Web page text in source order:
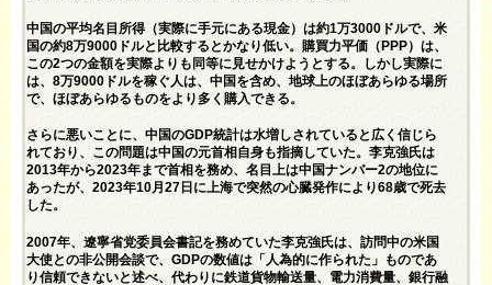
中国の平均名目所得（実際に手元にある現金）は約1万3000ドルで、米
国の約8万9000ドルと比較するとかなり低い。購買力平価（PPP）は、
この2つの金額を実際よりも同等に見せかけようとする。しかし実際に
は、8万9000ドルを稼ぐ人は、中国を含め、地球上のほぼあらゆる場所
で、ほぼあらゆるものをより多く購入できる。
さらに悪いことに、中国のGDP統計は水増しされていると広く信じら
れており、この問題は中国の元首相自身も指摘していた。李克強氏は
2013年から2023年まで首相を務め、名目上は中国ナンバー2の地位に
あったが、2023年10月27日に上海で突然の心臓発作により68歳で死去
した。
2007年、遼寧省党委員会書記を務めていた李克強氏は、訪問中の米国
大使との非公開会談で、GDPの数値は 「人為的に作られた」ものであ
り信頼できないと述べ、代わりに鉄道貨物輸送量、 電力消費量、銀行融